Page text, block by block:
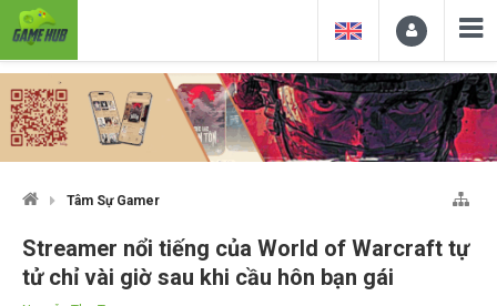
Tâm Sự Gamer
Streamer nổi tiếng của World of Warcraft tự
tử chỉ vài giờ sau khi cầu hôn bạn gái